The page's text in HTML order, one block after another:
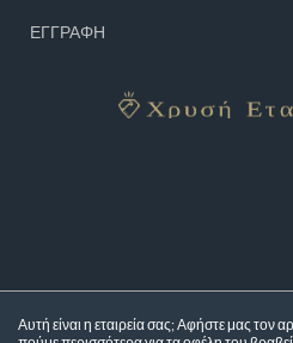
Αυτή είναι η εταιρεία σας; Αφήστε μας τον
ΕΓΓΡΑΦΗ